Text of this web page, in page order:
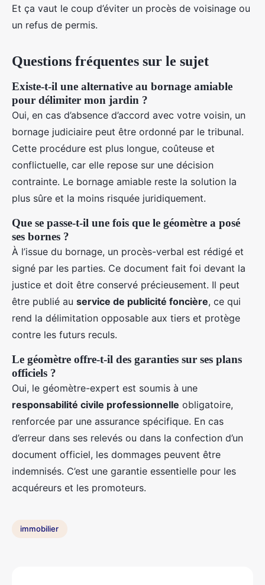
Et ça vaut le coup d’éviter un procès de voisinage ou
un refus de permis.
Questions fréquentes sur le sujet
Existe-t-il une alternative au bornage amiable
pour délimiter mon jardin ?
Oui, en cas d’absence d’accord avec votre voisin, un
bornage judiciaire peut être ordonné par le tribunal.
Cette procédure est plus longue, coûteuse et
conflictuelle, car elle repose sur une décision
contrainte. Le bornage amiable reste la solution la
plus sûre et la moins risquée juridiquement.
Que se passe-t-il une fois que le géomètre a posé
ses bornes ?
À l’issue du bornage, un procès-verbal est rédigé et
signé par les parties. Ce document fait foi devant la
justice et doit être conservé précieusement. Il peut
être publié au service de publicité foncière, ce qui
rend la délimitation opposable aux tiers et protège
contre les futurs reculs.
Le géomètre offre-t-il des garanties sur ses plans
officiels ?
Oui, le géomètre-expert est soumis à une
responsabilité civile professionnelle obligatoire,
renforcée par une assurance spécifique. En cas
d’erreur dans ses relevés ou dans la confection d’un
document officiel, les dommages peuvent être
indemnisés. C’est une garantie essentielle pour les
acquéreurs et les promoteurs.
immobilier